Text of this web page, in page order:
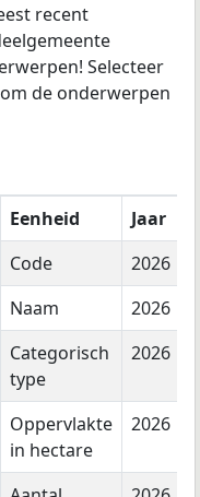
recent
Selecteer
de onderwerpen
Eenheid
Jaar
Code
2026
Naam
2026
Categorisch
type
2026
Oppervlakte
in hectare
2026